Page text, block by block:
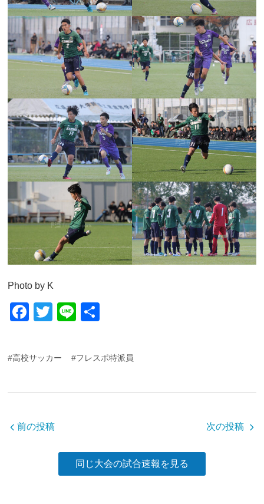
Photo by K
F
c
e
b
o
T
Li
e
#高校サッカー #フレスポ特派員
前の投稿 次の投稿
同じ大会の試合速報を見る